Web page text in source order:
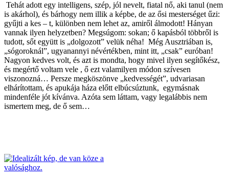
Tehát adott egy intelligens, szép, jól nevelt, fiatal nő, aki tanul (nem
is akárhol), és bárhogy nem illik a képbe, de az ősi mesterséget űzi:
gyűjti a kes – t, különben nem lehet az, amiről álmodott! Hányan
vannak ilyen helyzetben? Megsúgom: sokan; ő kapásból többről is
tudott, sőt együtt is „dolgozott” velük néha! Még Ausztriában is,
„sógoroknál”, ugyanannyi névértékben, mint itt, „csak” euróban!
Nagyon kedves volt, és azt is mondta, hogy mivel ilyen segítőkész,
és megértő voltam vele , ő ezt valamilyen módon szívesen
viszonozná… Persze megköszönve „kedvességét”, udvariasan
elhárítottam, és apukája háza előtt elbúcsúztunk, egymásnak
mindenféle jót kívánva. Azóta sem láttam, vagy legalábbis nem
ismertem meg, de ő sem…